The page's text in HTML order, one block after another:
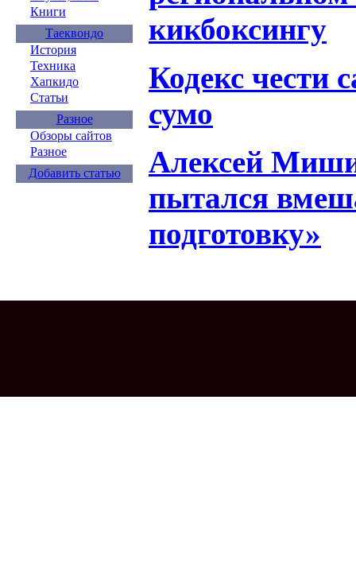
Книги
Таеквондо
История
Техника
Хапкидо
Статьи
Разное
Обзоры сайтов
Разное
Добавить статью
кикбоксингу
Кодекс чести
сумо
Алексей
пытался
подготовку»